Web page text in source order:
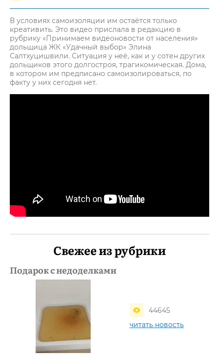
В условиях самоизоляции им остаётся только
креативить. Это видео прислала в редакцию в
рубрику «Принимаем видеоновости от населения»
дольщица ЖК «Удачный выбор» Элина
Салтхуцишвили. Ситуация у неё, как и у сотен других
дольщиков этого долгостроя, трагикомическая. Дома,
в котором им предписано самоизолироваться, по
факту у них сегодня нет.
Свежее из рубрики
Подарок с недоделками
44645
читать новость